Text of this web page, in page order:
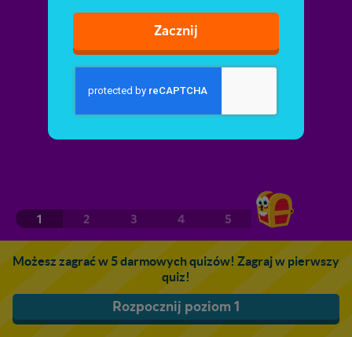
1 2 3 4 5
Możesz zagrać w 5 darmowych quizów! Zagraj w pierwszy
quiz!
Rozpocznij poziom 1
Zacznij